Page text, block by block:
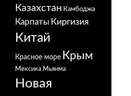
Казахстан Камбоджа
Карпаты Киргизия
Китай
Красное море Крым
Мексика Мьянма
Новая